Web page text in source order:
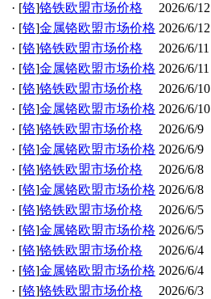
· [铬]铬铁欧盟市场价格
2026/6/12
· [铬]金属铬欧盟市场价格 2026/6/12
· [铬]铬铁欧盟市场价格
2026/6/11
· [铬]金属铬欧盟市场价格 2026/6/11
· [铬]铬铁欧盟市场价格
2026/6/10
· [铬]金属铬欧盟市场价格 2026/6/10
· [铬]铬铁欧盟市场价格
2026/6/9
· [铬]金属铬欧盟市场价格 2026/6/9
· [铬]铬铁欧盟市场价格
2026/6/8
· [铬]金属铬欧盟市场价格 2026/6/8
· [铬]铬铁欧盟市场价格
2026/6/5
· [铬]金属铬欧盟市场价格 2026/6/5
· [铬]铬铁欧盟市场价格
2026/6/4
· [铬]金属铬欧盟市场价格 2026/6/4
· [铬]铬铁欧盟市场价格
2026/6/3